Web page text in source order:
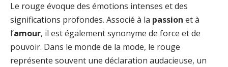
Le rouge évoque des émotions intenses et des
significations profondes. Associé à la passion et à
l’amour, il est également synonyme de force et de
pouvoir. Dans le monde de la mode, le rouge
représente souvent une déclaration audacieuse, un